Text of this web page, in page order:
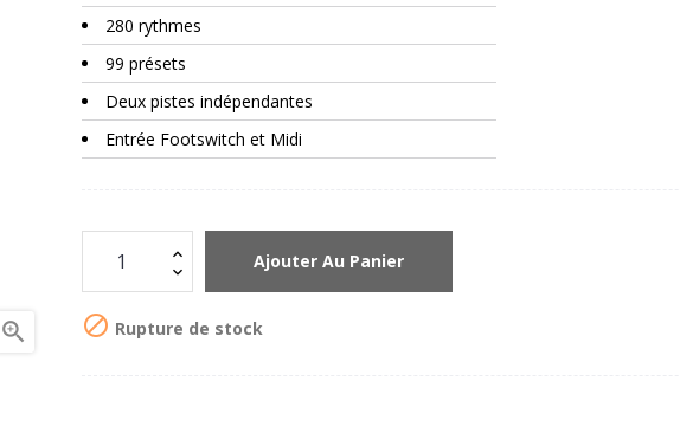

280 rythmes
99 présets
Deux pistes indépendantes
Entrée Footswitch et Midi
Ajouter Au Panier
 Rupture de stock